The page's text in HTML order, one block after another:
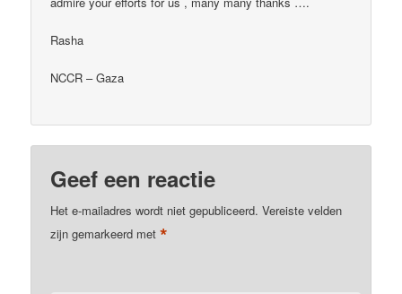
Rasha
NCCR – Gaza
Geef een reactie
Het e-mailadres wordt niet gepubliceerd. Vereiste velden
zijn gemarkeerd met*